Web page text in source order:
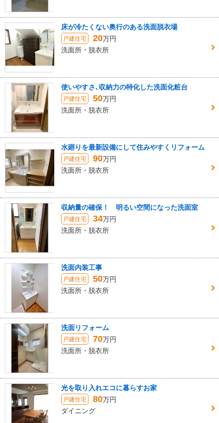
床が冷たくない奥行のある洗面脱衣場
戸建住宅 20万円
洗面所・脱衣所
使いやすさ､収納力の特化した洗面化粧台
戸建住宅 50万円
洗面所・脱衣所
水廻りを最新設備にして住みやすくリフォーム
戸建住宅 90万円
洗面所・脱衣所
収納量の確保！ 明るい空間になった洗面室
戸建住宅 34万円
洗面所・脱衣所
洗面内装工事
戸建住宅 50万円
洗面所・脱衣所
洗面リフォーム
戸建住宅 70万円
洗面所・脱衣所
光を取り入れエコに暮らすお家
戸建住宅 80万円
ダイニング